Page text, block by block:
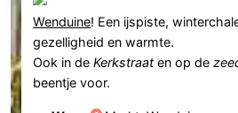
Wenduine! Een ijspiste,
gezelligheid en warmte.
Ook in deKerkstraat en op de
beentje voor.